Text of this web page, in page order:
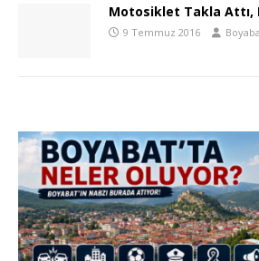
Motosiklet Takla Attı,
9 Temmuz 2016